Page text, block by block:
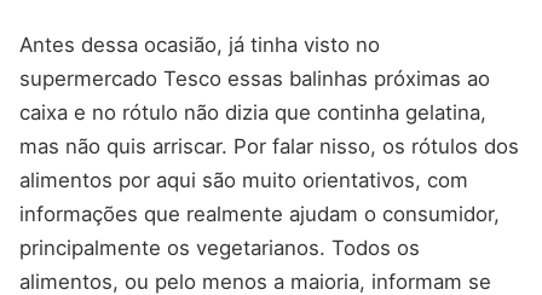
Antes dessa ocasião, já tinha visto no
supermercado Tesco essas balinhas próximas ao
caixa e no rótulo não dizia que continha gelatina,
mas não quis arriscar. Por falar nisso, os rótulos dos
alimentos por aqui são muito orientativos, com
informações que realmente ajudam o consumidor,
principalmente os vegetarianos. Todos os
alimentos, ou pelo menos a maioria, informam se